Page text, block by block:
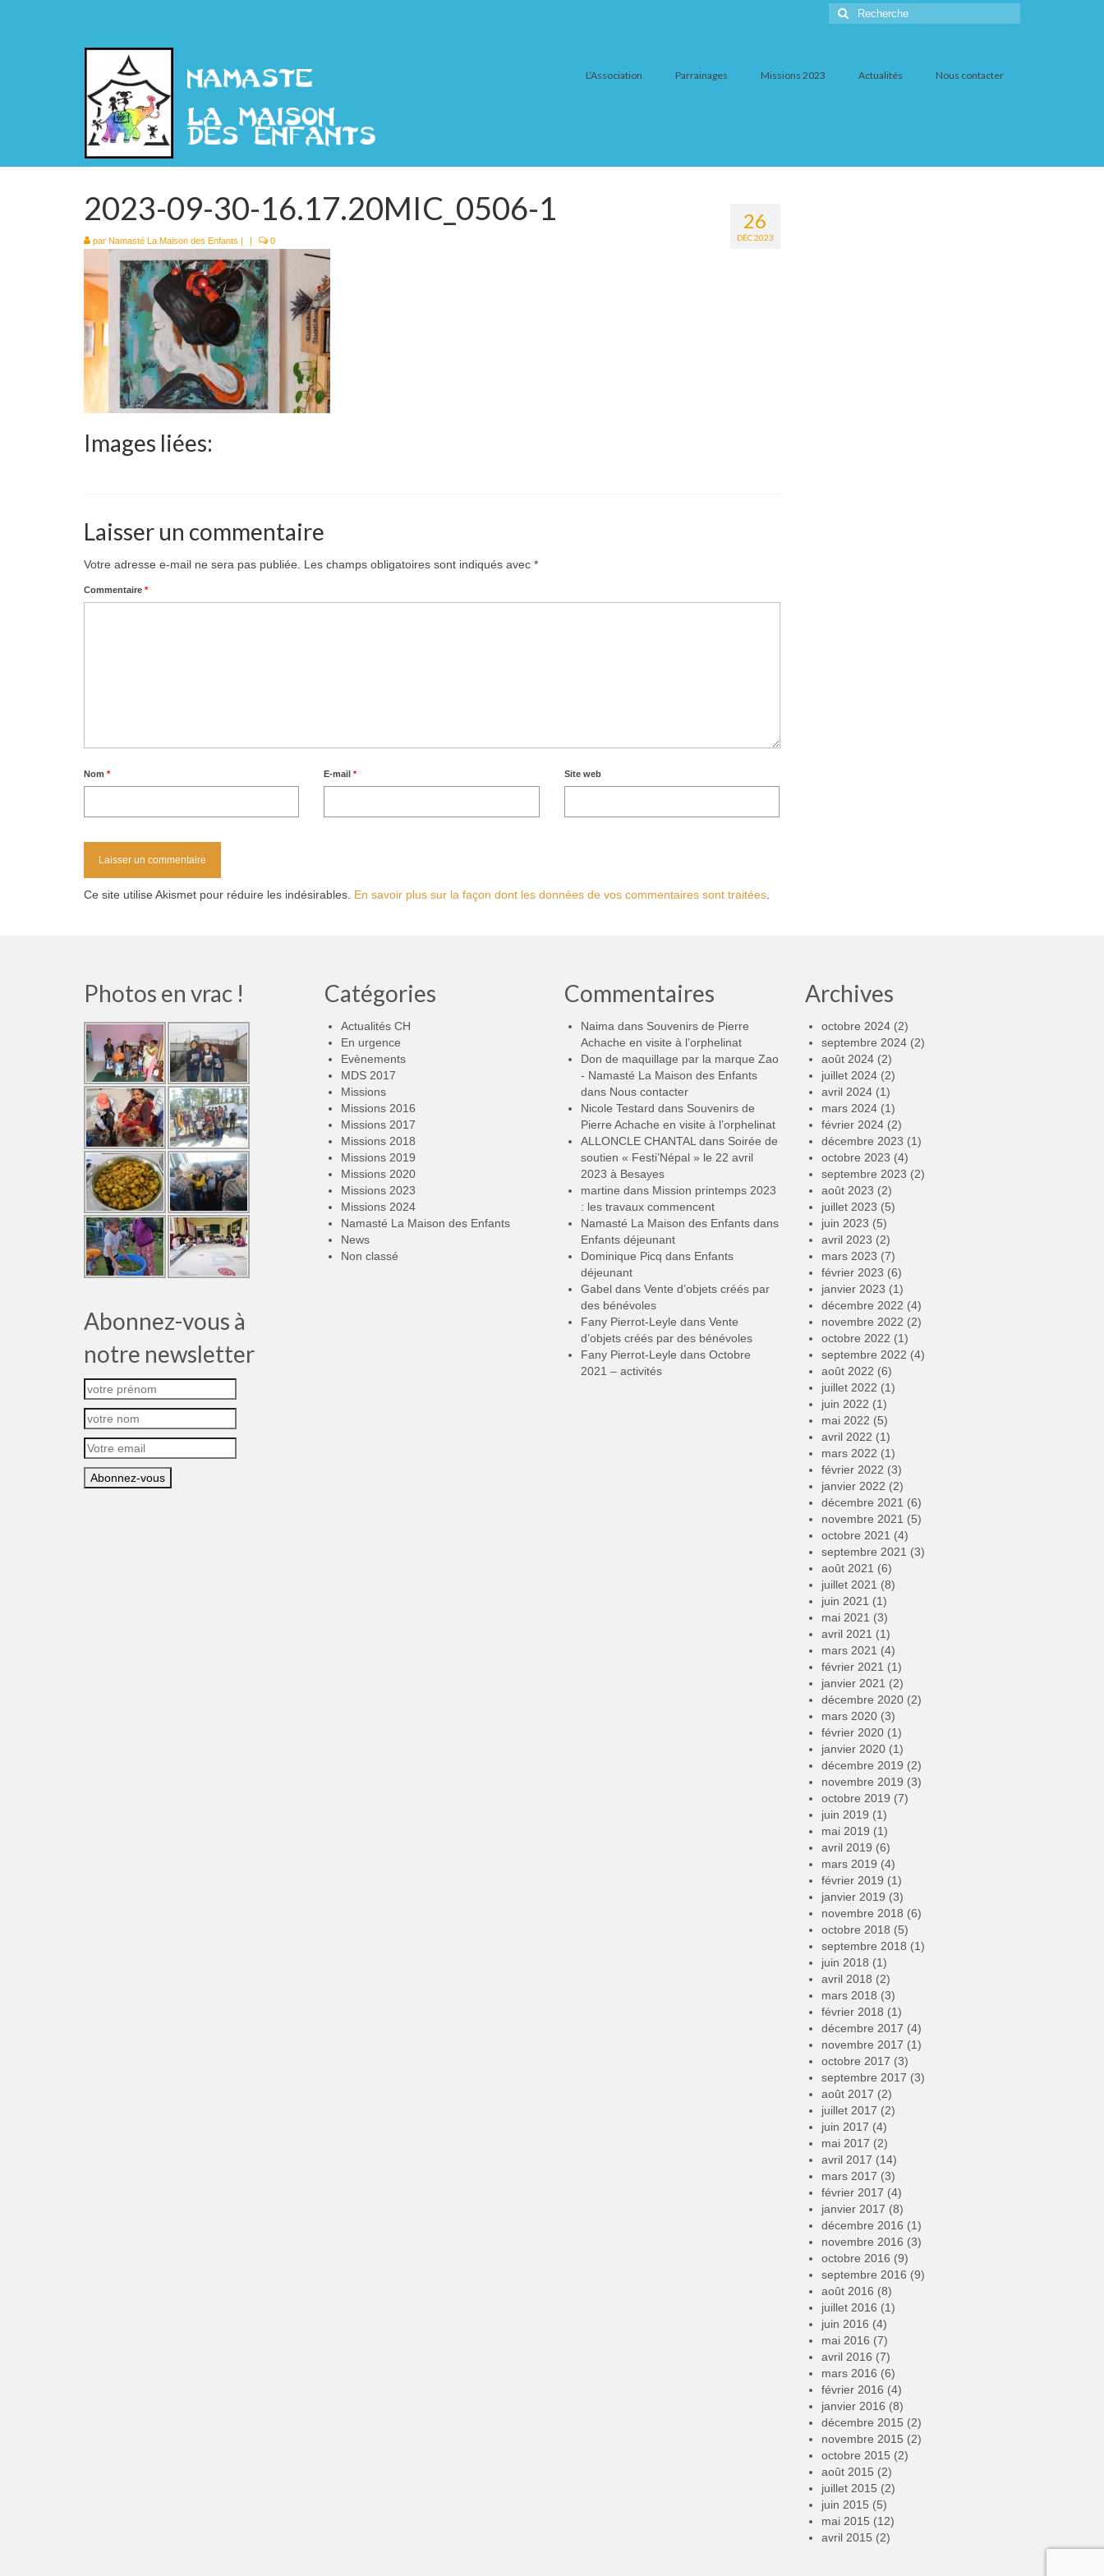
Rechercher
:
L’Association Parrainages Missions 2023 Actualités Nous contacter
26
DÉC 2023
2023-09-30-16.17.20MIC_0506-1
par Namasté La Maison des Enfants | | 0
Images liées:
Laisser un commentaire
Votre adresse e-mail ne sera pas publiée. Les champs obligatoires sont indiqués avec *
Commentaire *
Nom * E-mail* Site web
Ce site utilise Akismet pour réduire les indésirables. En savoir plus sur la façon dont les données de vos commentaires sont traitées
Photos en vrac !
Abonnez-vous à
notre newsletter
Catégories
Actualités CH
En urgence
Evènements
MDS 2017
Missions
Missions 2016
Missions 2017
Missions 2018
Missions 2019
Missions 2020
Missions 2023
Missions 2024
Namasté La Maison des Enfants
News
Non classé
Commentaires
Naima dans Souvenirs de Pierre
Achache en visite à l’orphelinat
Don de maquillage par la marque Zao
- Namasté La Maison des Enfants
dans Nous contacter
Nicole Testard dans Souvenirs de
Pierre Achache en visite à l’orphelinat
ALLONCLE CHANTAL dans Soirée de
soutien « Festi’Népal » le 22 avril
2023 à Besayes
martine dans Mission printemps 2023
: les travaux commencent
Namasté La Maison des Enfants dans
Enfants déjeunant
Dominique Picq dans Enfants
déjeunant
Gabel dans Vente d’objets créés par
des bénévoles
Fany Pierrot-Leyle dans Vente
d’objets créés par des bénévoles
Fany Pierrot-Leyle dans Octobre
2021 – activités
Archives
octobre 2024(2)
septembre 2024(2)
août 2024(2)
juillet 2024(2)
avril 2024(1)
mars 2024(1)
février 2024(2)
décembre 2023 (1)
octobre 2023 (4)
septembre 2023 (2)
août 2023 (2)
juillet 2023 (5)
juin 2023 (5)
avril 2023 (2)
mars 2023 (7)
février 2023 (6)
janvier 2023 (1)
décembre 2022 (4)
novembre 2022 (2)
octobre 2022 (1)
septembre 2022 (4)
août 2022 (6)
juillet 2022 (1)
juin 2022 (1)
mai 2022 (5)
avril 2022 (1)
mars 2022 (1)
février 2022 (3)
janvier 2022 (2)
décembre 2021 (6)
novembre 2021 (5)
octobre 2021 (4)
septembre 2021 (3)
août 2021 (6)
juillet 2021 (8)
juin 2021 (1)
mai 2021 (3)
avril 2021 (1)
mars 2021 (4)
février 2021 (1)
janvier 2021 (2)
décembre 2020(2)
mars 2020(3)
février 2020(1)
janvier 2020(1)
décembre 2019 (2)
novembre 2019 (3)
octobre 2019 (7)
juin 2019 (1)
mai 2019 (1)
avril 2019 (6)
mars 2019 (4)
février 2019 (1)
janvier 2019 (3)
novembre 2018 (6)
octobre 2018 (5)
septembre 2018 (1)
juin 2018 (1)
avril 2018 (2)
mars 2018 (3)
février 2018 (1)
décembre 2017 (4)
novembre 2017 (1)
octobre 2017 (3)
septembre 2017 (3)
août 2017 (2)
juillet 2017 (2)
juin 2017 (4)
mai 2017 (2)
avril 2017 (14)
mars 2017 (3)
février 2017 (4)
janvier 2017 (8)
décembre 2016 (1)
novembre 2016 (3)
octobre 2016 (9)
septembre 2016 (9)
août 2016 (8)
juillet 2016 (1)
juin 2016 (4)
mai 2016 (7)
avril 2016 (7)
mars 2016 (6)
février 2016 (4)
janvier 2016 (8)
décembre 2015 (2)
novembre 2015 (2)
octobre 2015 (2)
août 2015 (2)
juillet 2015 (2)
juin 2015 (5)
mai 2015 (12)
avril 2015 (2)